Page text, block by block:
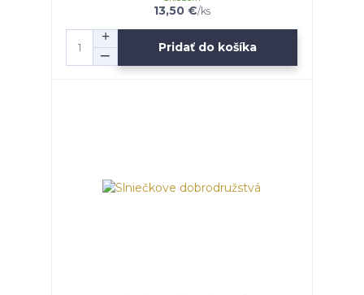
13,50 €/ks
Pridať do košíka